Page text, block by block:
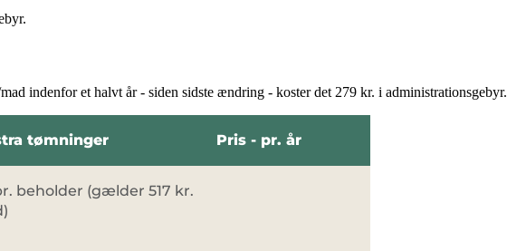
indenfor et halvt år - siden sidste ændring - koster det 279 kr. i administrationsgebyr.
tømninger Pris - pr. år
beholder (gælder 517 kr.